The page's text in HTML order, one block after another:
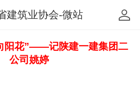
建筑业协会-微站
阳花”——记陕建一建集团二
公司姚婷